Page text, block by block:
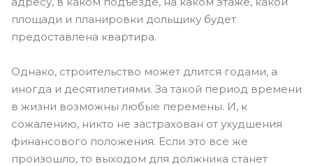
площади и планировки дольщику будет
предоставлена квартира.
Однако, строительство может длится годами, а
иногда и десятилетиями. За такой период времени
в жизни возможны любые перемены. И, к
сожалению, никто не застрахован от ухудшения
финансового положения. Если это все же
произошло, то выходом для должника станет